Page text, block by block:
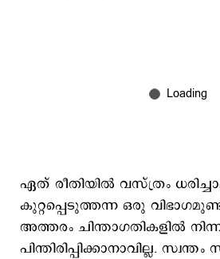
ഏത് രീതിയില്‍ വസ്ത്രം
കുറ്റപ്പെടുത്തന്ന ഒരു
അത്തരം ചിന്താഗതികളില്‍
പിന്തിരിപ്പിക്കാനാവില്ല.